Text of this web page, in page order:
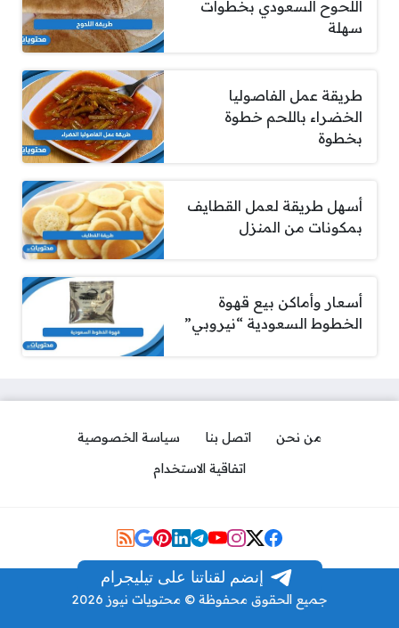
إنضم لقناتنا على تيليجرام
اللحوح السعودي بخطوات
سهلة
طريقة عمل الفاصوليا
الخضراء باللحم خطوة
بخطوة
أسهل طريقة لعمل القطايف
بمكونات من المنزل
أسعار وأماكن بيع قهوة
الخطوط السعودية “نيروبي”
من نحن اتصل بنا
سياسة الخصوصية
اتفاقية الاستخدام
Social Links
جميع الحقوق محفوظة © محتويات نيوز 2026